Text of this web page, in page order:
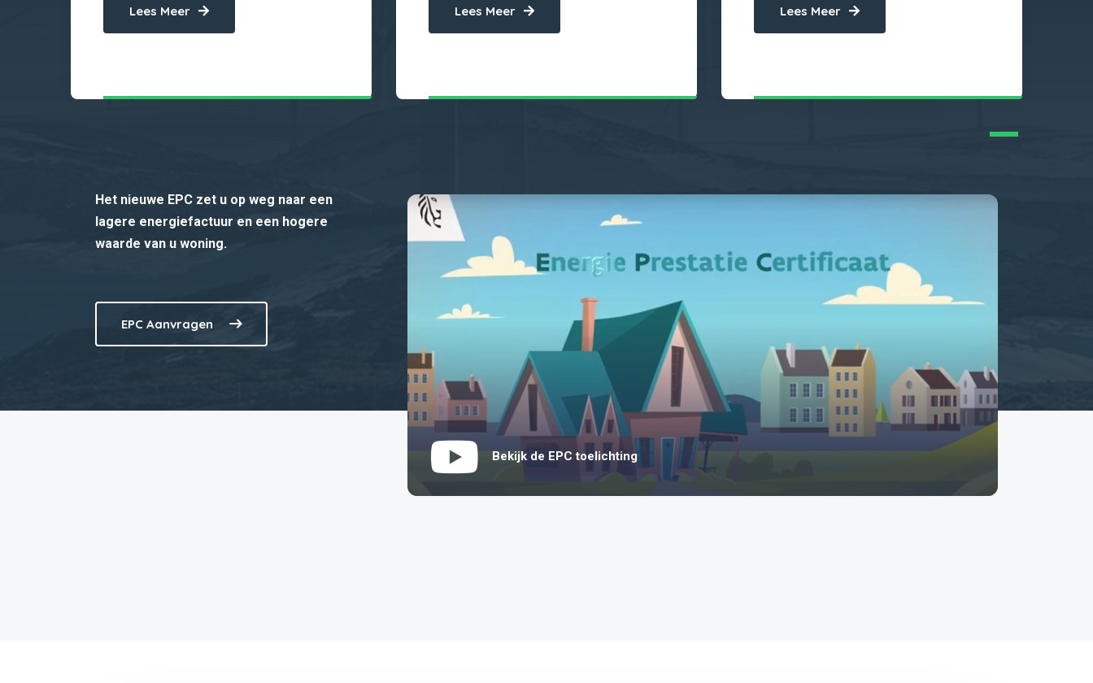
Lees Meer Lees Meer Lees Meer
Het nieuwe EPC zet u op weg naar een
lagere energiefactuur en een hogere
waarde van u woning.
EPC Aanvragen
Bekijk de EPC toelichting